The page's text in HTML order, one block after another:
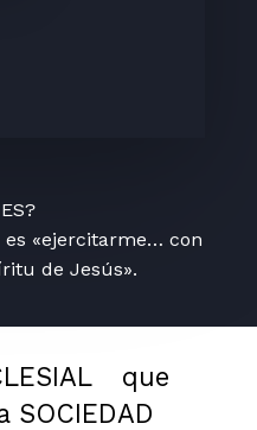
«ejercitarme… con
de Jesús».
que
SOCIEDAD